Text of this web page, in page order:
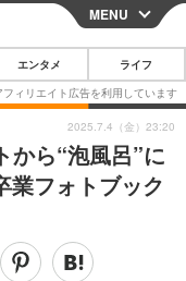
CLOSE
スマートフォン
その他
映画・ドラマ
MENU
エンタメ ライフ
から“泡風呂”に
業フォトブック
2025.7.4（金）23:20